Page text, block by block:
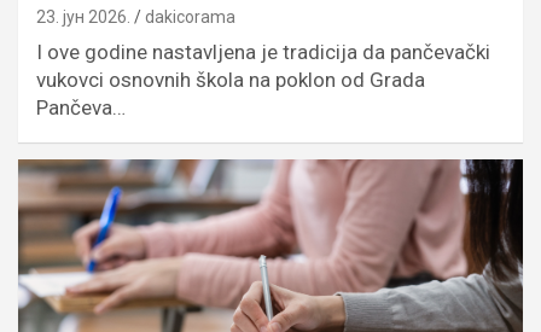
23. јун 2026. dakicorama
I ove godine nastavljena je tradicija da pančevački
vukovci osnovnih škola na poklon od Grada
Pančeva…